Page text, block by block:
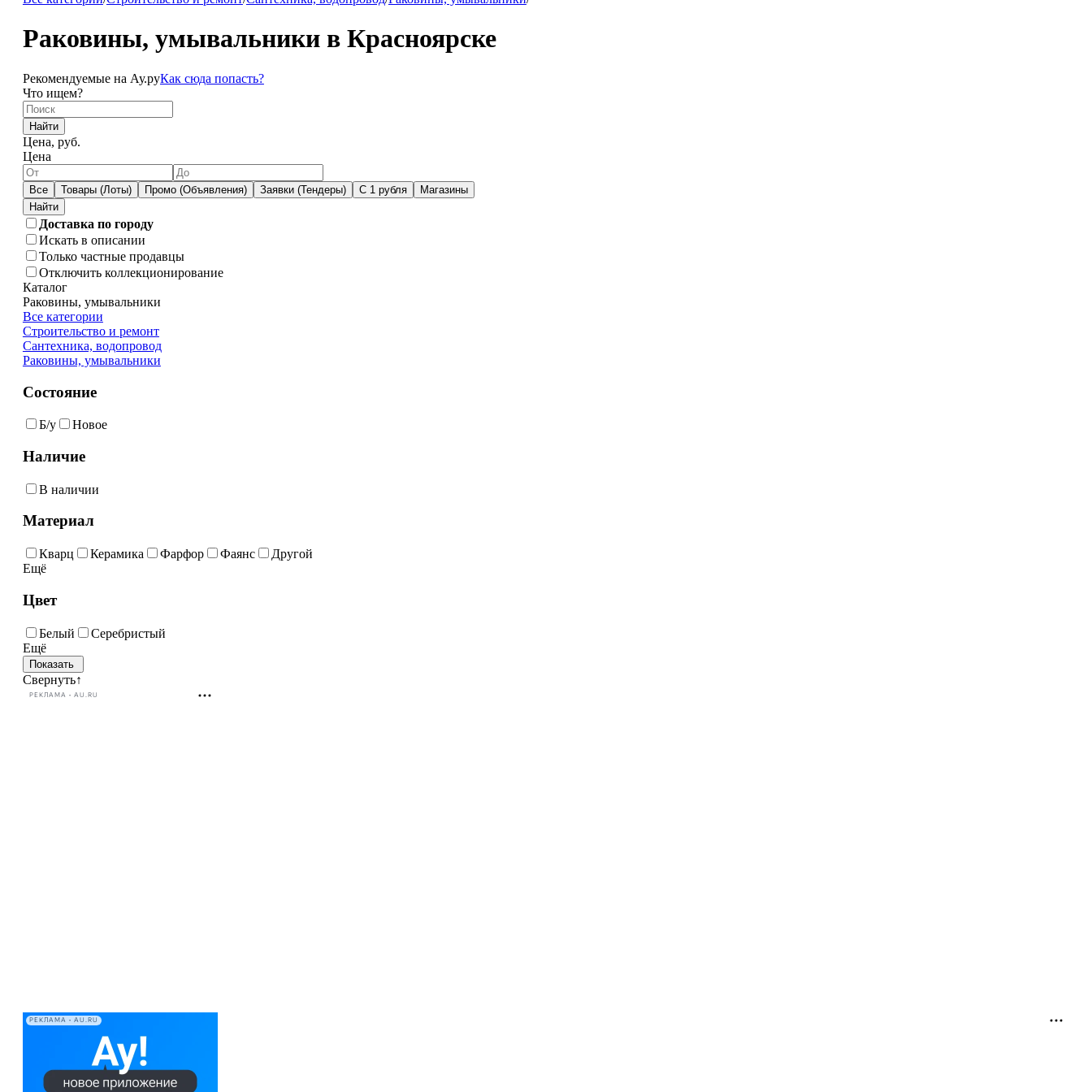
Раковины, умывальники в Красноярске
Рекомендуемые на Ау.руКак сюда попасть?
Что ищем?
Найти
Цена, руб.
Цена
Все Товары (Лоты) Промо (Объявления) Заявки (Тендеры) С 1 рубля Магазины
Доставка по городу
Искать в описании
Только частные продавцы
Отключить коллекционирование
Каталог
Раковины, умывальники
Все категории
Строительство и ремонт
Сантехника, водопровод
Раковины, умывальники
Состояние
Б/у Новое
Наличие
В наличии
Материал
Кварц Керамика Фарфор Фаянс
Другой
Ещё
Цвет
Белый
Серебристый
Ещё
Свернуть↑
РЕКЛАМА • AU.RU
РЕКЛАМА • AU.RU